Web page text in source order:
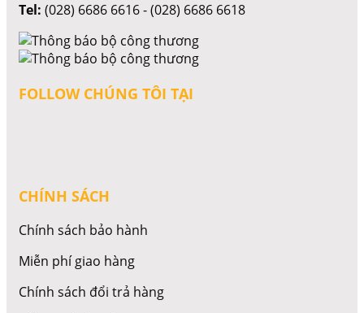
Tel: (028) 6686 6616 - (028) 6686 6618
FOLLOW CHÚNG TÔI TẠI
CHÍNH SÁCH
Chính sách bảo hành
Miễn phí giao hàng
Chính sách đổi trả hàng